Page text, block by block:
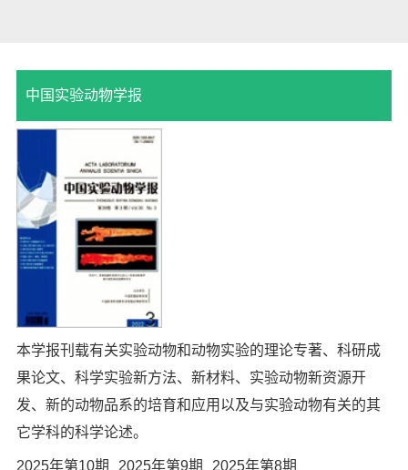
中国实验动物学报
本学报刊载有关实验动物和动物实验的理论专著、科研成
果论文、科学实验新方法、新材料、实验动物新资源开
发、新的动物品系的培育和应用以及与实验动物有关的其
它学科的科学论述。
2025年第10期 2025年第9期
2025年第8期